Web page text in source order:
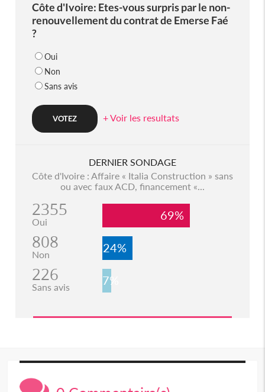
Côte d'Ivoire: Etes-vous surpris par le non-
renouvellement du contrat de Emerse Faé
?
Oui
Non
Sans avis
+ Voir les resultats
DERNIER SONDAGE
Côte d'Ivoire : Affaire « Italia Construction » sans
ou avec faux ACD, financement «...
2355
Oui 69%
808
Non 24%
226
Sans avis 7%